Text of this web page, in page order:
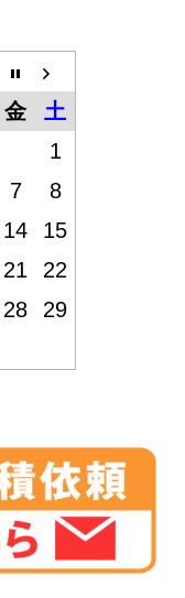
金
土
1
7
8
14
15
21
22
28
29